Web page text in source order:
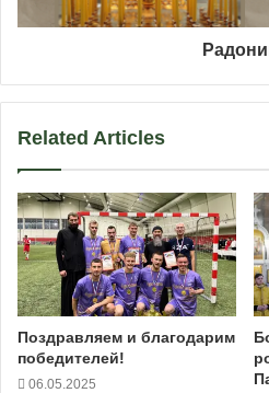
Related Articles
Поздравляем и благодарим
победителей!
06.05.2025